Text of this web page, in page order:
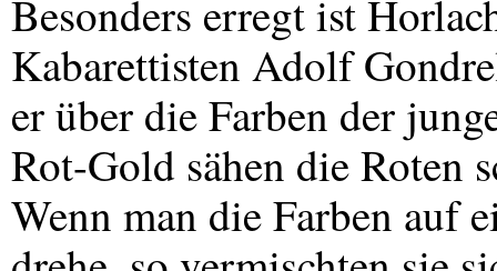
Besonders erregt ist
Kabarettisten Adolf
er über die Farben der
Rot-Gold sähen die Roten
Wenn man die Farben auf